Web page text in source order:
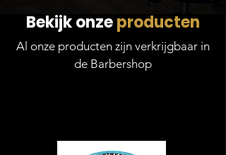
Bekijk onzeproducten
Al onze producten zijn verkrijgbaar in
de Barbershop